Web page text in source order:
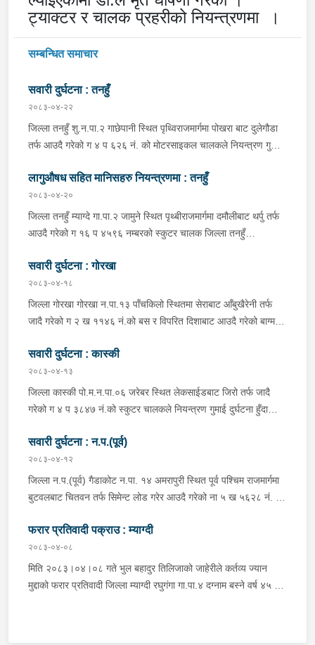
ट्याक्टर र चालक प्रहरीको नियन्त्रणमा ।
सम्बन्धित समाचार
सवारी दुर्घटना : तनहुँ
२०८३-०४-२२
जिल्ला तनहुँ शु.न.पा.२ गाछेपानी स्थित पृथ्विराजमार्गमा पोखरा बाट दुलेगौडा
तर्फ आउदै गरेको ग ४ प ६२६ नं. को मोटरसाइकल चालकले नियन्त्रण गुमाइ
जिल्ला कास्की पो.म.न.पा.३३ बस्ने बर्ष ३९ को मन बहादुर पुन घाइते भइ
उपचारको लागी तनहुँ सेवा हस्पिटल दुलेगौडा ल्याईएकोमा प्राम्भिक उपचार
पश्चात थप उपचारको लागी ०७:५५ बजे पोखरा रिफर भएको ।
लागुऔषध सहित मानिसहरु नियन्त्रणमा : तनहुँ
२०८३-०४-२०
जिल्ला तनहुँ म्याग्दे गा.पा.२ जामुने स्थित पृथ्बीराजमार्गमा दमौलीबाट थर्पु तर्फ
आउदै गरेको ग १६ प ४५९६ नम्बरको स्कुटर चालक जिल्ला तनहुँ
ऐ.५ बस्ने बर्ष ३४ को नरजंग राना स्कुटर रोकी सर्भिस लेनमा बसीरहेको
अबस्थामा थर्पुबाट खटिएको प्रहरी टोलिले शंकास्पद लागि चेकजाँच गर्ने
क्रममा निज अमन पौडेलको साथबाट र स्कुटरको डिक्की भित्रबाट गरी
प्रतिबन्धित लागुऔषध फेनारागन ११ एम्पुल, डाइजेपाम ११ एम्पुल, नुर्फिन ११
भइरहेको ।
सवारी दुर्घटना : गोरखा
२०८३-०४-१८
जिल्ला गोरखा गोरखा न.पा.१३ पाँचकिलो स्थितमा सेराबाट आँबुखैरेनी तर्फ
जादै गरेको ग २ ख ११४६ नं.को बस र विपरित दिशाबाट आउदै गरेको बाग्मती
जिल्ला गोरखा सहिदलखन गा.पा.१ बक्राङ बस्ने वर्ष ३४ को विवश वि.क,
सवार वर्ष २७ को शंकर बिश्वकर्मा, शंकर वि.क को छोरी १५ महिनाकी प्रभा
विश्वकर्मा, बस चालक जिल्ला गोरखा पालुङटार न.पा.६ बस्ने वर्ष ३० को
मिलन गुरुङ. गोरखा न.पा.१३ देउराली बस्ने वर्ष ४२ को कृष्णा राम नराल
पठाएको ।
सवारी दुर्घटना : कास्की
२०८३-०४-१३
जिल्ला कास्की पो.म.न.पा.०६ जरेबर स्थित लेकसाईडबाट जिरो तर्फ जादै
गरेको ग ४ प ३८४७ नं.को स्कुटर चालकले नियन्त्रण गुमाई दुर्घटना हुँदा
अर्चलबोट बस्ने बर्ष २४ कि शान्ति नेपाली घाईते भई उपचारको लागि G.M.C
अस्पताल पठाइएको ।
सवारी दुर्घटना : न.प.(पूर्व)
२०८३-०४-१२
जिल्ला न.प.(पूर्व) गैडाकोट न.पा. १४ अमरापुरी स्थित पूर्व पश्चिम राजमार्गमा
बुटवलबाट चितवन तर्फ सिमेन्ट लोड गरेर आउदै गरेको ना ५ ख ५६२८ नं. को
प ८९४३ नं. को मोटरसाइकल एक आपसमा ठक्कर खाई दुर्घटना हुँदा
मोटरसाइकल चालक जिल्ला मोरङ बिराटनगर म.न.पा. वडा न. १३ बस्ने बर्ष
३० को अभिषेक कुमार पण्डित घाईते भई उपचारको लागी एलआईभ अस्पताल
चितवन पठाएको, मोटरसाइकल,ट्रक र ट्रक चालक जिल्ला न.प.पुर्व देवचुली
फरार प्रतिवादी पक्राउ : म्याग्दी
२०८३-०४-०८
मिति २०८३।०४।०८ गते भुल बहादुर तिलिजाको जाहेरीले कर्तव्य ज्यान
मुद्दाको फरार प्रतिवादी जिल्ला म्याग्दी रघुगंगा गा.पा.४ दग्नाम बस्ने वर्ष ४५ को